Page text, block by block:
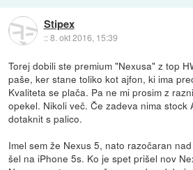
Stipex
::8. okt 2016, 15:39
Torej dobili ste premium "Nexusa" z top
paše, ker stane toliko kot ajfon, ki ima
Kvaliteta se plača. Pa ne mi prosim z
opekel. Nikoli več. Če zadeva nima stock
dotaknit s palico.
Imel sem že Nexus 5, nato razočaran
šel na iPhone 5s. Ko je spet prišel nov